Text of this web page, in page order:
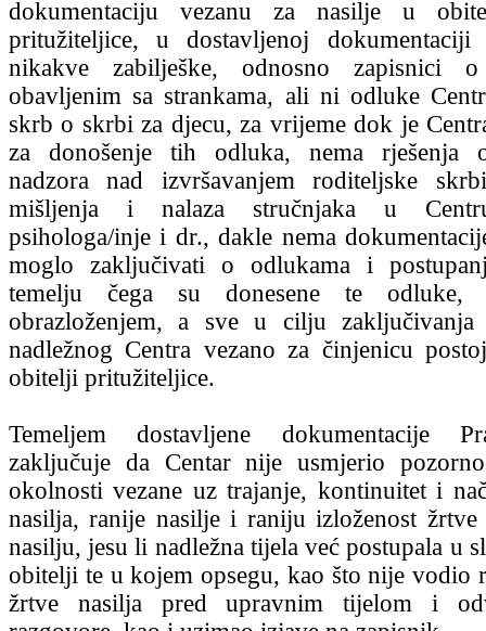
dokumentaciju vezanu za nasilje u
pritužiteljice, u dostavljenoj
nikakve zabilješke, odnosno zapisnici o
obavljenim sa strankama, ali ni odluke
skrb o skrbi za djecu, za vrijeme dok je
za donošenje tih odluka, nema rješenja
nadzora nad izvršavanjem roditeljske
mišljenja i nalaza stručnjaka u
psihologa/inje i dr., dakle nema
moglo zaključivati o odlukama i
temelju čega su donesene te
obrazloženjem, a sve u cilju zaključivanja
nadležnog Centra vezano za činjenicu
obitelji pritužiteljice.
Temeljem dostavljene dokumentacije
zaključuje da Centar nije usmjerio
okolnosti vezane uz trajanje, kontinuitet i
nasilja, ranije nasilje i raniju izloženost
nasilju, jesu li nadležna tijela već postupala u
obitelji te u kojem opsegu, kao što nije vodio
žrtve nasilja pred upravnim tijelom i